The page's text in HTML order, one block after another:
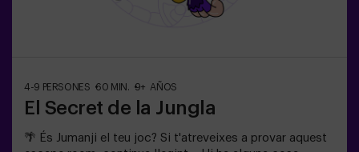
4-9 PERSONES 60 MIN. 9+ AÑOS
El Secret de la Jungla
🌴 És Jumanji el teu joc? Si t'atreveixes a provar aquest